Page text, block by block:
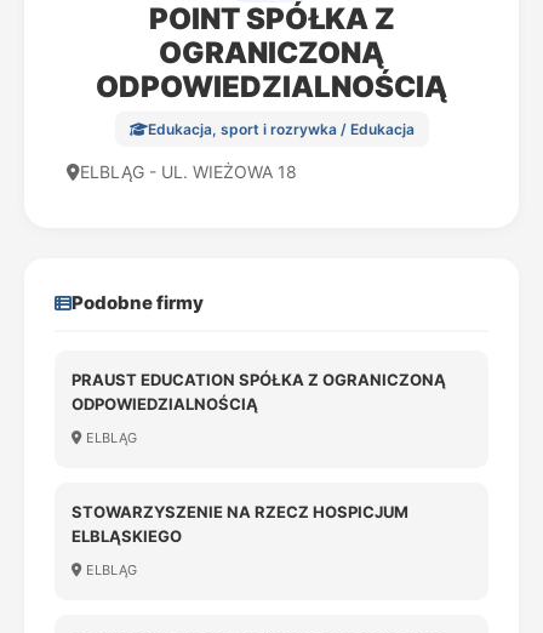
POINT SPÓŁKA Z
OGRANICZONĄ
ODPOWIEDZIALNOŚCIĄ
Edukacja, sport i rozrywka / Edukacja
ELBLĄG - UL. WIEŻOWA 18
Podobne firmy
PRAUST EDUCATION SPÓŁKA Z OGRANICZONĄ
ODPOWIEDZIALNOŚCIĄ
ELBLĄG
STOWARZYSZENIE NA RZECZ HOSPICJUM
ELBLĄSKIEGO
ELBLĄG